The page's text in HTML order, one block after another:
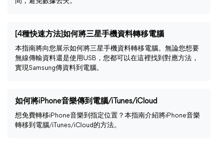
[4種快速方法]如何將三星手機資料轉移電腦
本指南將向您展示如何將三星手機資料轉移電腦。無論您想要
無線傳輸資料還是使用USB，您都可以在這裡找到對應方法，
實現Samsung傳資料到電腦。
如何將iPhone音樂傳到電腦/iTunes/iCloud
想免費轉移iPhone音樂到指定位置？本指南介紹將iPhone音樂
轉移到電腦/iTunes/iCloud的方法。